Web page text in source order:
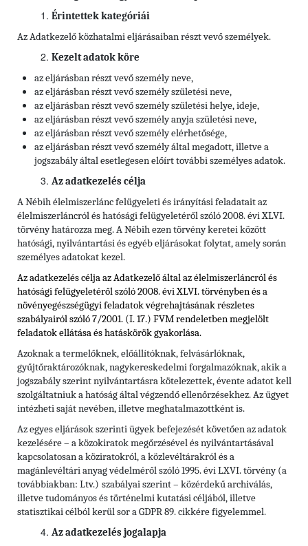
Érintettek kategóriái
Az Adatkezelő közhatalmi eljárásaiban részt vevő személyek.
Kezelt adatok köre
az eljárásban részt vevő személy neve,
az eljárásban részt vevő személy születési neve,
az eljárásban részt vevő személy születési helye, ideje,
az eljárásban részt vevő személy anyja születési neve,
az eljárásban részt vevő személy elérhetősége,
az eljárásban részt vevő személy által megadott, illetve a
jogszabály által esetlegesen előírt további személyes adatok.
Az adatkezelés célja
A Nébih élelmiszerlánc felügyeleti és irányítási feladatait az
élelmiszerláncról és hatósági felügyeletéről szóló 2008. évi XLVI.
törvény határozza meg. A Nébih ezen törvény keretei között
hatósági, nyilvántartási és egyéb eljárásokat folytat, amely során
személyes adatokat kezel.
Az adatkezelés célja az Adatkezelő által az élelmiszerláncról és
hatósági felügyeletéről szóló 2008. évi XLVI. törvényben ésa
növényegészségügyi feladatok végrehajtásának részletes
szabályairól szóló 7/2001. (I. 17.) FVM rendeletbenmegjelölt
feladatok ellátása és hatáskörök gyakorlása.
Azoknak a termelőknek, előállítóknak, felvásárlóknak,
gyűjtőraktározóknak, nagykereskedelmi forgalmazóknak, akik a
jogszabály szerint nyilvántartásra kötelezettek, évente adatot kell
szolgáltatniuk a hatóság által végzendő ellenőrzésekhez. Az ügyet
intézheti saját nevében, illetve meghatalmazottként is.
Az egyes eljárások szerinti ügyek befejezését követően az adatok
kezelésére – a közokiratok megőrzésével és nyilvántartásával
kapcsolatosan a köziratokról, a közlevéltárakról és a
magánlevéltári anyag védelméről szóló 1995. évi LXVI. törvény (a
továbbiakban: Ltv.) szabályai szerint – közérdekű archiválás,
illetve tudományos és történelmi kutatási céljából, illetve
statisztikai célból kerül sor a GDPR 89. cikkére figyelemmel.
Az adatkezelés jogalapja